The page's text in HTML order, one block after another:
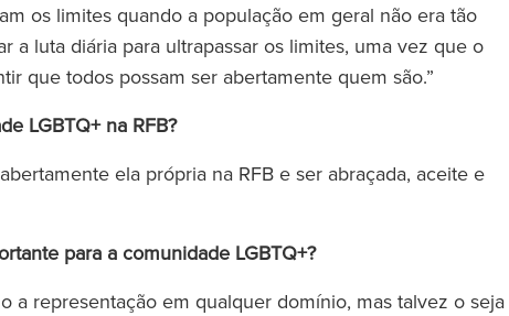
os limites quando a população em geral não era tão
a luta diária para ultrapassar os limites, uma vez que o
que todos possam ser abertamente quem são.”
LGBTQ+ na RFB?
ela própria na RFB e ser abraçada, aceite e
para a comunidade LGBTQ+?
a representação em qualquer domínio, mas talvez o seja